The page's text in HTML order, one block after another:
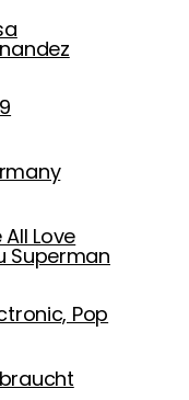
All Love
Superman
Pop